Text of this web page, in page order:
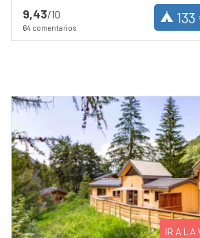
9,43/10
64 comentarios
Previous
IR A LA